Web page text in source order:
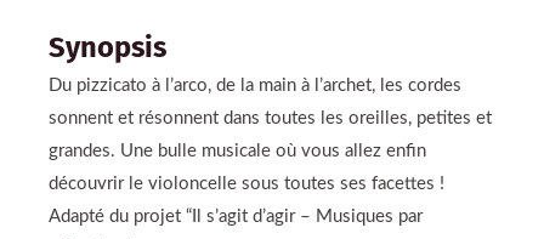
Synopsis
Du pizzicato à l’arco, de la main à l’archet, les cordes
sonnent et résonnent dans toutes les oreilles, petites et
grandes. Une bulle musicale où vous allez enfin
découvrir le violoncelle sous toutes ses facettes !
Adapté du projet “Il s’agit d’agir – Musiques par